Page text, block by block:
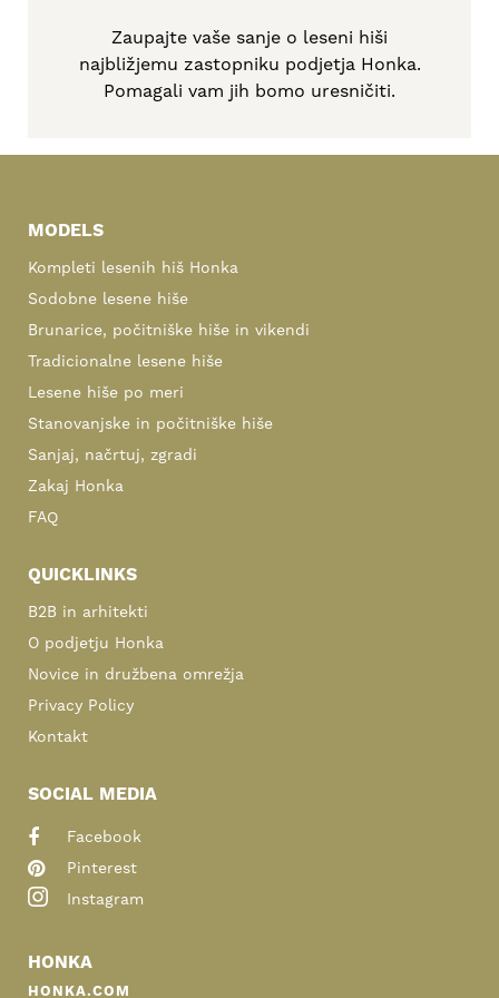
Zaupajte vaše sanje o leseni hiši
najbližjemu zastopniku podjetja Honka.
Pomagali vam jih bomo uresničiti.
Sidebar
MODELS
Kompleti lesenih hiš Honka
Sodobne lesene hiše
Brunarice, počitniške hiše in vikendi
Tradicionalne lesene hiše
Lesene hiše po meri
Stanovanjske in počitniške hiše
Sanjaj, načrtuj, zgradi
Zakaj Honka
FAQ
QUICKLINKS
B2B in arhitekti
O podjetju Honka
Novice in družbena omrežja
Privacy Policy
Kontakt
SOCIAL MEDIA
Facebook
Pinterest
Instagram
HONKA
HONKA.COM